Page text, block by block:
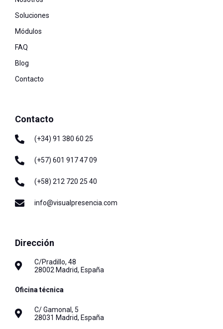
Soluciones
Módulos
FAQ
Blog
Contacto
Contacto
(+34) 91 380 60 25
(+57) 601 917 47 09
(+58) 212 720 25 40
info@visualpresencia.com
Dirección
C/Pradillo, 48
28002 Madrid, España
Oficina técnica
C/ Gamonal, 5
28031 Madrid, España